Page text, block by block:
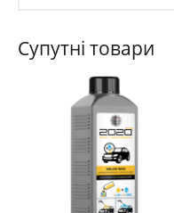
Супутні товари